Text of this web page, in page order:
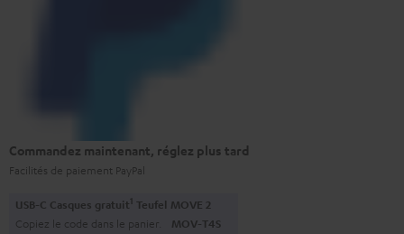
Commandez maintenant, réglez plus tard
Facilités de paiement PayPal
USB-C Casques gratuit1 Teufel MOVE 2
Copiez le code dans le panier. MOV-T4S